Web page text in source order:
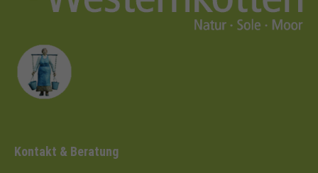
Kontakt & Beratung